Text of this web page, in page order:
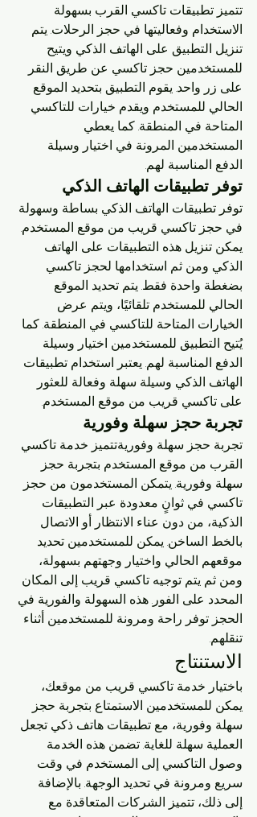
تتميز تطبيقات تاكسي القرب بسهولة
الاستخدام وفعاليتها في حجز الرحلات. يتم
تنزيل التطبيق على الهاتف الذكي ويتيح
للمستخدمين حجز تاكسي عن طريق النقر
على زر واحد. يقوم التطبيق بتحديد الموقع
الحالي للمستخدم ويقدم خيارات للتاكسي
المتاحة في المنطقة. كما يعطي
المستخدمين المرونة في اختيار وسيلة
الدفع المناسبة لهم.
توفر تطبيقات الهاتف الذكي
توفر تطبيقات الهاتف الذكي بساطة وسهولة
في حجز تاكسي قريب من موقع المستخدم.
يمكن تنزيل هذه التطبيقات على الهاتف
الذكي ومن ثم استخدامها لحجز تاكسي
بضغطة واحدة فقط. يتم تحديد الموقع
الحالي للمستخدم تلقائيًا، ويتم عرض
الخيارات المتاحة للتاكسي في المنطقة. كما
يُتيح التطبيق للمستخدمين اختيار وسيلة
الدفع المناسبة لهم. يعتبر استخدام تطبيقات
الهاتف الذكي وسيلة سهلة وفعالة للعثور
على تاكسي قريب من موقع المستخدم.
تجربة حجز سهلة وفورية
تجربة حجز سهلة وفوريةتتميز خدمة تاكسي
القرب من موقع المستخدم بتجربة حجز
سهلة وفورية. يتمكن المستخدمون من حجز
تاكسي في ثوانٍ معدودة عبر التطبيقات
الذكية، من دون عناء الانتظار أو الاتصال
بالخط الساخن. يمكن للمستخدمين تحديد
موقعهم الحالي واختيار وجهتهم بسهولة،
ومن ثم يتم توجيه تاكسي قريب إلى المكان
المحدد على الفور. هذه السهولة والفورية في
الحجز توفر راحة ومرونة للمستخدمين أثناء
تنقلهم.
الاستنتاج
باختيار خدمة تاكسي قريب من موقعك،
يمكن للمستخدمين الاستمتاع بتجربة حجز
سهلة وفورية، مع تطبيقات هاتف ذكي تجعل
العملية سهلة للغاية. تضمن هذه الخدمة
وصول التاكسي إلى المستخدم في وقت
سريع ومرونة في تحديد الوجهة. بالإضافة
إلى ذلك، تتميز الشركات المتعاقدة مع